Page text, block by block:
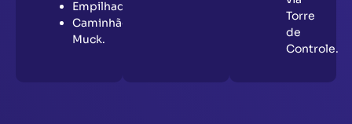
Empilhadeiras;
Caminhão
Muck.
Torre
de
Controle.